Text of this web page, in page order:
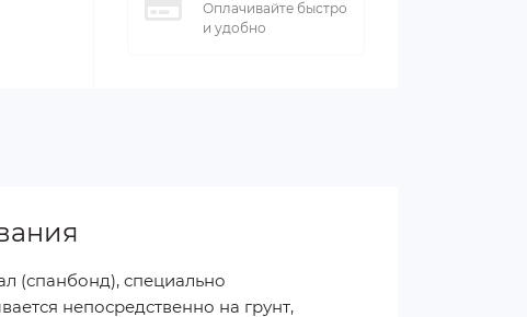
Оплачивайте быстро
и удобно
(спанбонд), специально
непосредственно на грунт,